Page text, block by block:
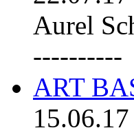
Aurel
----------
ART
15.06.17